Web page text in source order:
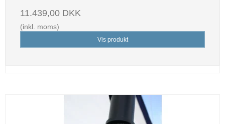
11.439,00 DKK
(inkl. moms)
Vis produkt